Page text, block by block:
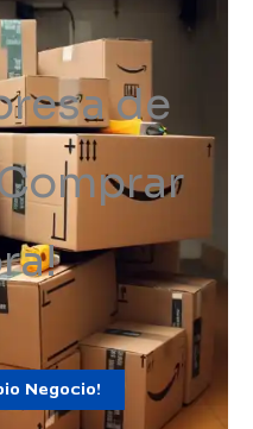
de
Negocio!